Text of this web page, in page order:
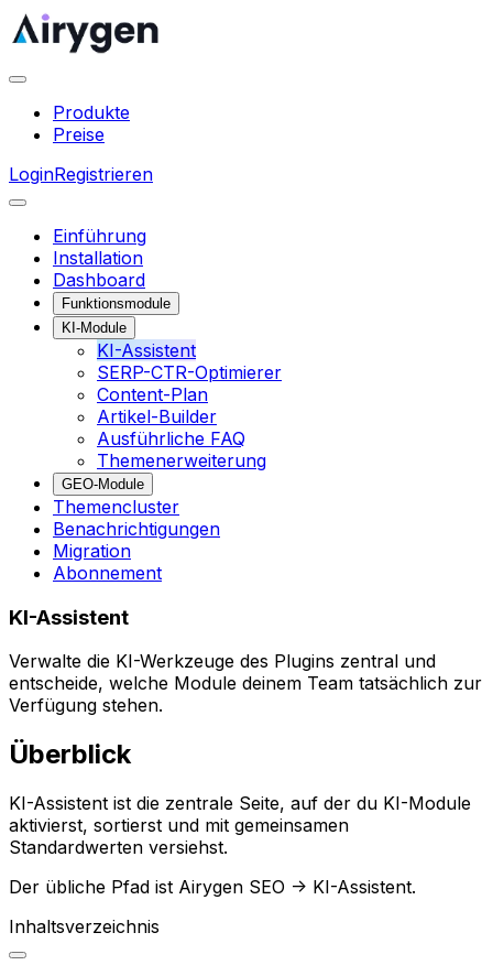
Produkte
Preise
LoginRegistrieren
Einführung
Installation
Dashboard
Funktionsmodule
KI-Module
KI-Assistent
SERP-CTR-Optimierer
Content-Plan
Artikel-Builder
Ausführliche FAQ
Themenerweiterung
GEO-Module
Themencluster
Benachrichtigungen
Migration
Abonnement
KI-Assistent
Verwalte die KI-Werkzeuge des Plugins zentral und
entscheide, welche Module deinem Team tatsächlich zur
Verfügung stehen.
Überblick
KI-Assistent ist die zentrale Seite, auf der du KI-Module
aktivierst, sortierst und mit gemeinsamen
Standardwerten versiehst.
Der übliche Pfad ist Airygen SEO -> KI-Assistent.
Inhaltsverzeichnis